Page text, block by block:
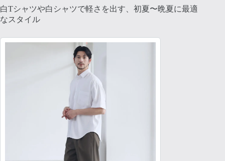
白Tシャツや白シャツで軽さを出す、初夏〜晩夏に最適
なスタイル